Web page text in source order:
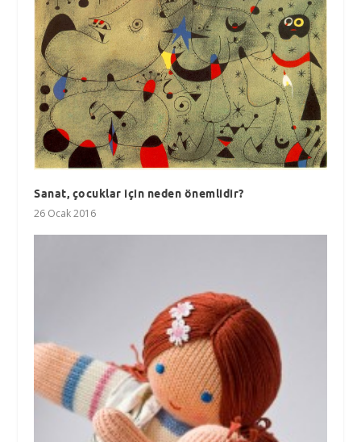
Sanat, çocuklar için neden önemlidir?
26 Ocak 2016